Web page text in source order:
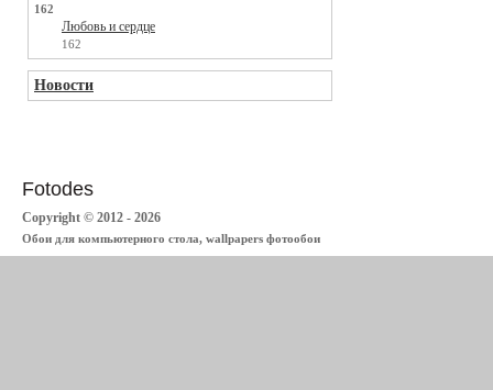
162
Любовь и сердце
162
Новости
Fotodes
Copyright © 2012 - 2026
Обои для компьютерного стола, wallpapers фотообои